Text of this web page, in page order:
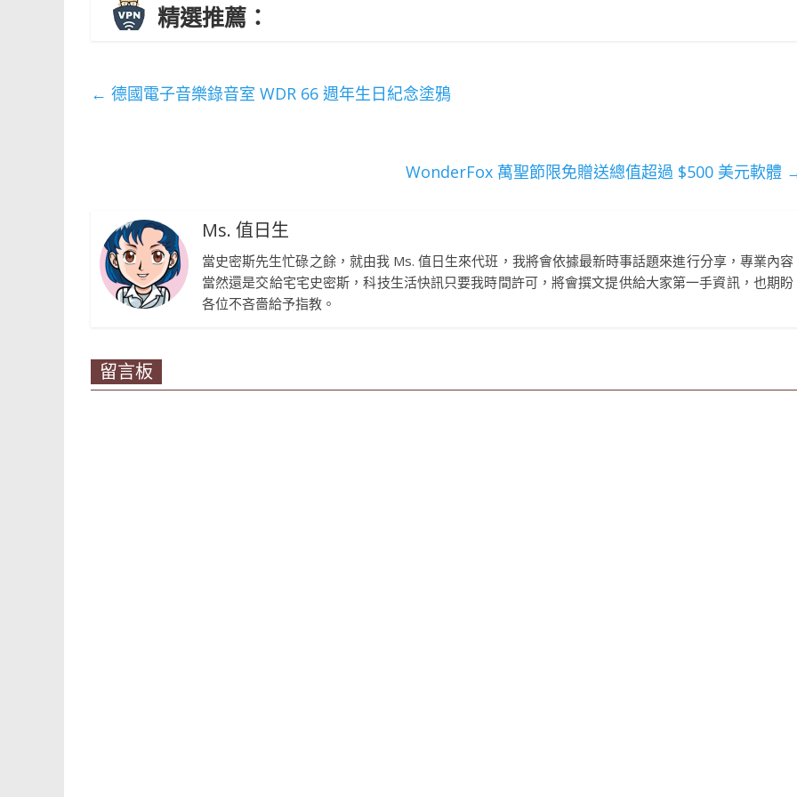
精選推薦：
← 德國電子音樂錄音室 WDR 66 週年生日紀念塗鴉
WonderFox 萬聖節限免贈送總值超過 $500 美元軟體
Ms. 值日生
當史密斯先生忙碌之餘，就由我 Ms. 值日生來代班，我將會依據最新時事話題來進行分享，專業內容
當然還是交給宅宅史密斯，科技生活快訊只要我時間許可，將會撰文提供給大家第一手資訊，也期盼
各位不吝嗇給予指教。
留言板